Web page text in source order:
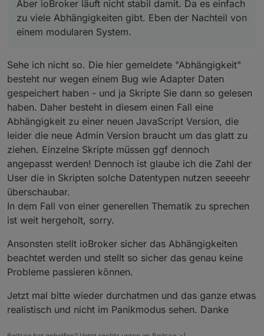
Aber ioBroker läuft nicht stabil damit. Da es einfach
zu viele Abhängigkeiten gibt. Eben der Nachteil von
einem modularen System.
Sehe ich nicht so. Die hier gemeldete "Abhängigkeit"
besteht nur wegen einem Bug wie Adapter Daten
gespeichert haben - und ja Skripte Sie dann so gelesen
haben. Daher besteht in diesem einen Fall eine
Abhängigkeit zu einer neuen JavaScript Version, die
leider die neue Admin Version braucht um das glatt zu
ziehen. Einzelne Skripte müssen ggf dennoch
angepasst werden! Dennoch ist glaube ich die Zahl der
User die in Skripten solche Datentypen nutzen seeeehr
überschaubar.
In dem Fall von einer generellen Thematik zu sprechen
ist weit hergeholt, sorry.
Ansonsten stellt ioBroker sicher das Abhängigkeiten
beachtet werden und stellt so sicher das genau keine
Probleme passieren können.
Jetzt mal bitte wieder durchatmen und das ganze etwas
realistisch und nicht im Panikmodus sehen. Danke